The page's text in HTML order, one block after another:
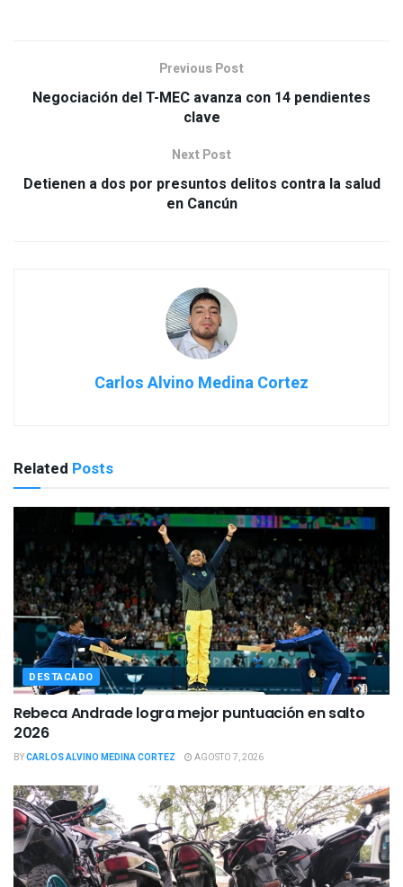
Previous Post
Negociación del T-MEC avanza con 14 pendientes
clave
Next Post
Detienen a dos por presuntos delitos contra la salud
en Cancún
Carlos Alvino Medina Cortez
Related Posts
DESTACADO
Rebeca Andrade logra mejor puntuación en salto
2026
BYCARLOS ALVINO MEDINA CORTEZ AGOSTO 7, 2026